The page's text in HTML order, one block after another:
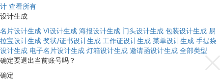
计 查看所有
设计生成
名片设计生成 VI设计生成 海报设计生成 门头设计生成 包装设计生成 易
拉宝设计生成 奖状/证书设计生成 工作证设计生成 菜单设计生成 手提袋
设计生成 电子名片设计生成 灯箱设计生成 邀请函设计生成 全部类型
确定要退出当前账号吗？
确定